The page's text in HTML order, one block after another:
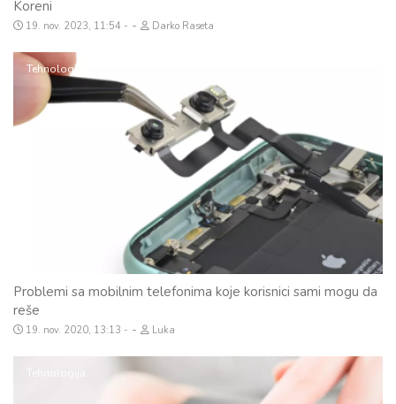
Koreni
19. nov. 2023, 11:54 - Darko Raseta
Tehnologija
Problemi sa mobilnim telefonima koje korisnici sami mogu da
reše
19. nov. 2020, 13:13 - Luka